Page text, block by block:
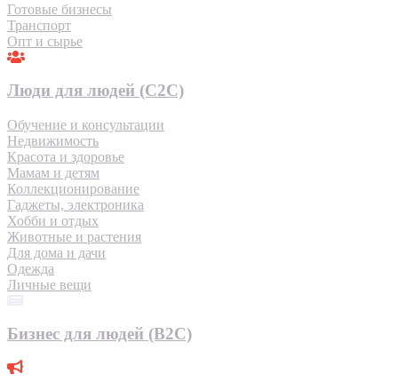
Готовые бизнесы
Транспорт
Опт и сырье
Люди для людей (С2С)
Обучение и консультации
Недвижимость
Красота и здоровье
Мамам и детям
Коллекционирование
Гаджеты, электроника
Хобби и отдых
Животные и растения
Для дома и дачи
Одежда
Личные вещи
Бизнес для людей (B2C)